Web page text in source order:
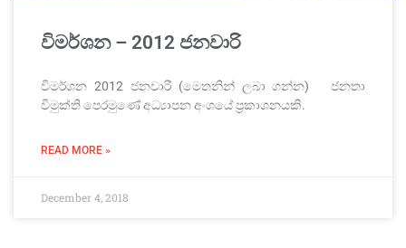
විමර්ශන – 2012 ජනවාරි
විමර්ශන 2012 ජනවාරි (මෙතනින් ලබා ගන්න) ජනතා
විමුක්ති පෙරමුණේ අධ්‍යාපන අංශයේ ප්‍රකාශනයකි.
READ MORE »
December 4, 2018